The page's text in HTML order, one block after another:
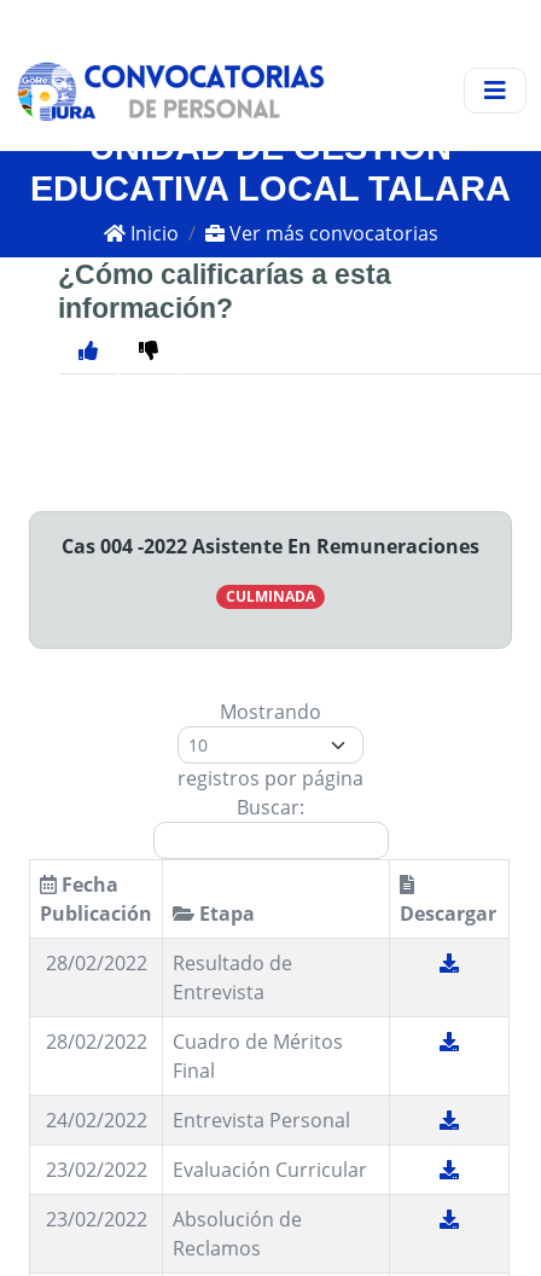
UNIDAD DE GESTIÓN
EDUCATIVA LOCAL TALARA
Inicio Ver más convocatorias
¿Cómo calificarías a esta
información?
Cas 004 -2022 Asistente En Remuneraciones
CULMINADA
Mostrando
registros por página
Buscar:
Fecha
Publicación
Etapa
Descargar
28/02/2022
Resultado de
Entrevista
28/02/2022
Cuadro de Méritos
Final
24/02/2022
Entrevista Personal
23/02/2022
Evaluación Curricular
23/02/2022
Absolución de
Reclamos